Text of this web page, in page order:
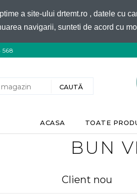
a site-ului drtemt.ro , datele cu
navigarii, sunteti de acord cu
568
ACASA TOATE
BUN
Client nou